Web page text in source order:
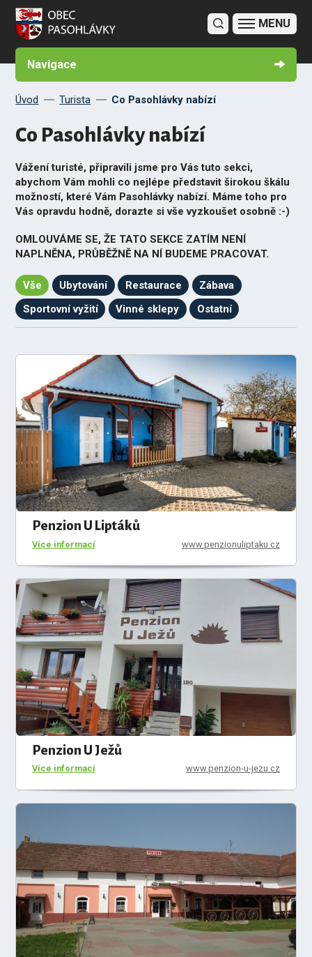
Navigace
Úvod Turista Co Pasohlávky nabízí
Co Pasohlávky nabízí
Vážení turisté, připravili jsme pro Vás tuto sekci,
abychom Vám mohli co nejlépe představit širokou škálu
možností, které Vám Pasohlávky nabízí. Máme toho pro
Vás opravdu hodně, dorazte si vše vyzkoušet osobně :-)
OMLOUVÁME SE, ŽE TATO SEKCE ZATÍM NENÍ
NAPLNĚNA, PRŮBĚŽNĚ NA NÍ BUDEME PRACOVAT.
Vše Ubytování Restaurace
Zábava
Sportovní vyžití
Vinné sklepy Ostatní
Penzion U Liptáků
Více informací www.penzionuliptaku.cz
Penzion U Ježů
Více informací www.penzion-u-jezu.cz